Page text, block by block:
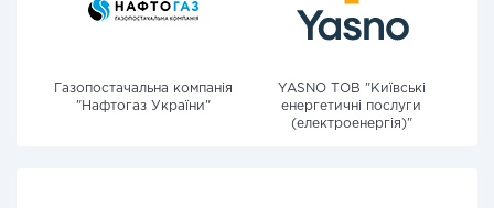
Газопостачальна компанія
"Нафтогаз України"
YASNO ТОВ "Київські
енергетичні послуги
(електроенергія)"